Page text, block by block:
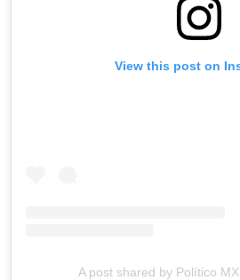
View this post on
A post shared by Político